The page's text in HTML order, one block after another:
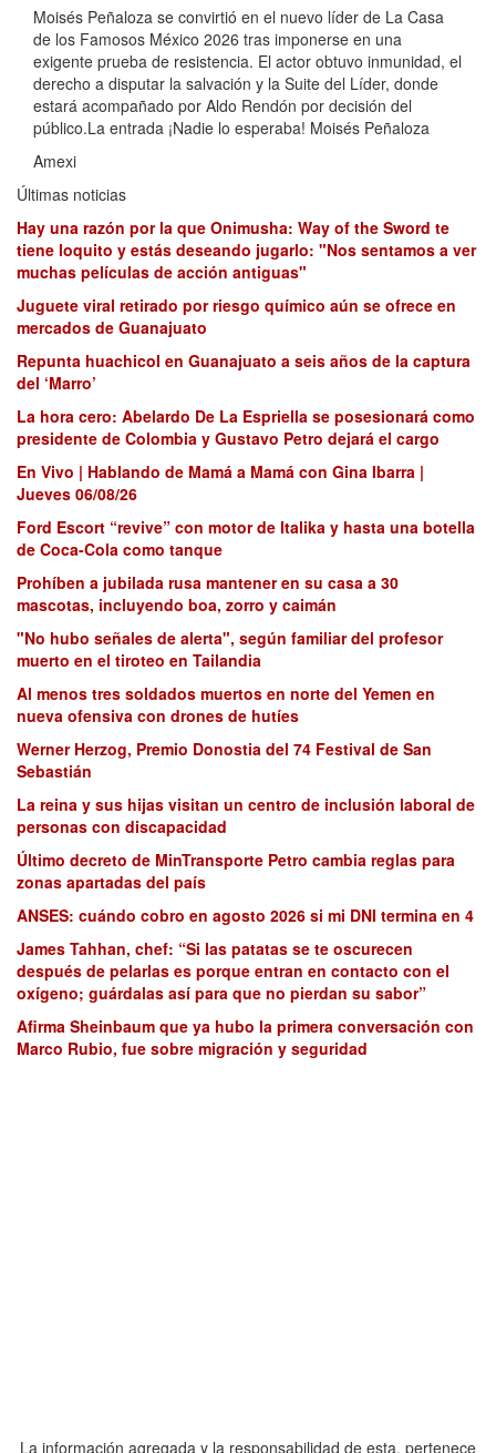
Moisés Peñaloza se convirtió en el nuevo líder de La Casa
de los Famosos México 2026 tras imponerse en una
exigente prueba de resistencia. El actor obtuvo inmunidad, el
derecho a disputar la salvación y la Suite del Líder, donde
estará acompañado por Aldo Rendón por decisión del
público.La entrada ¡Nadie lo esperaba! Moisés Peñaloza
Amexi
Últimas noticias
Hay una razón por la que Onimusha: Way of the Sword te
tiene loquito y estás deseando jugarlo: "Nos sentamos a ver
muchas películas de acción antiguas"
Juguete viral retirado por riesgo químico aún se ofrece en
mercados de Guanajuato
Repunta huachicol en Guanajuato a seis años de la captura
del ‘Marro’
La hora cero: Abelardo De La Espriella se posesionará como
presidente de Colombia y Gustavo Petro dejará el cargo
En Vivo | Hablando de Mamá a Mamá con Gina Ibarra |
Jueves 06/08/26
Ford Escort “revive” con motor de Italika y hasta una botella
de Coca-Cola como tanque
Prohíben a jubilada rusa mantener en su casa a 30
mascotas, incluyendo boa, zorro y caimán
"No hubo señales de alerta", según familiar del profesor
muerto en el tiroteo en Tailandia
Al menos tres soldados muertos en norte del Yemen en
nueva ofensiva con drones de hutíes
Werner Herzog, Premio Donostia del 74 Festival de San
Sebastián
La reina y sus hijas visitan un centro de inclusión laboral de
personas con discapacidad
Último decreto de MinTransporte Petro cambia reglas para
zonas apartadas del país
ANSES: cuándo cobro en agosto 2026 si mi DNI termina en 4
James Tahhan, chef: “Si las patatas se te oscurecen
después de pelarlas es porque entran en contacto con el
oxígeno; guárdalas así para que no pierdan su sabor”
Afirma Sheinbaum que ya hubo la primera conversación con
Marco Rubio, fue sobre migración y seguridad
La información agregada y la responsabilidad de esta, pertenece